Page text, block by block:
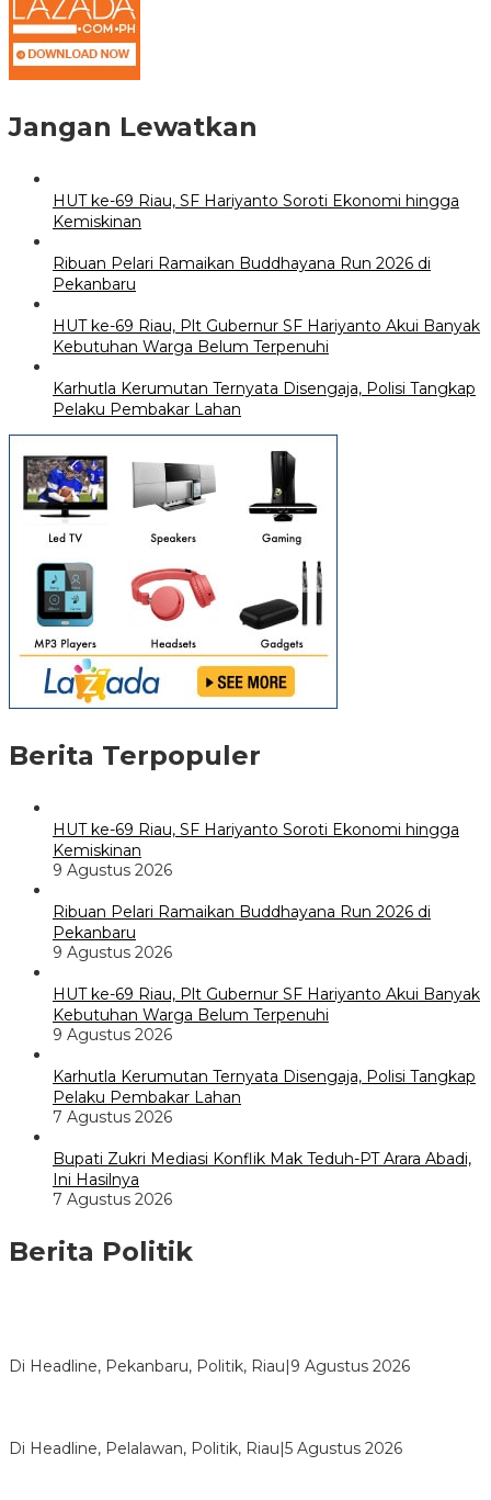
Jangan Lewatkan
HUT ke-69 Riau, SF Hariyanto Soroti Ekonomi hingga
Kemiskinan
Ribuan Pelari Ramaikan Buddhayana Run 2026 di
Pekanbaru
HUT ke-69 Riau, Plt Gubernur SF Hariyanto Akui Banyak
Kebutuhan Warga Belum Terpenuhi
Karhutla Kerumutan Ternyata Disengaja, Polisi Tangkap
Pelaku Pembakar Lahan
Berita Terpopuler
HUT ke-69 Riau, SF Hariyanto Soroti Ekonomi hingga
Kemiskinan
9 Agustus 2026
Ribuan Pelari Ramaikan Buddhayana Run 2026 di
Pekanbaru
9 Agustus 2026
HUT ke-69 Riau, Plt Gubernur SF Hariyanto Akui Banyak
Kebutuhan Warga Belum Terpenuhi
9 Agustus 2026
Karhutla Kerumutan Ternyata Disengaja, Polisi Tangkap
Pelaku Pembakar Lahan
7 Agustus 2026
Bupati Zukri Mediasi Konflik Mak Teduh-PT Arara Abadi,
Ini Hasilnya
7 Agustus 2026
Berita Politik
Di Headline, Pekanbaru, Politik, Riau 9 Agustus 2026
Di Headline, Pelalawan, Politik, Riau 5 Agustus 2026